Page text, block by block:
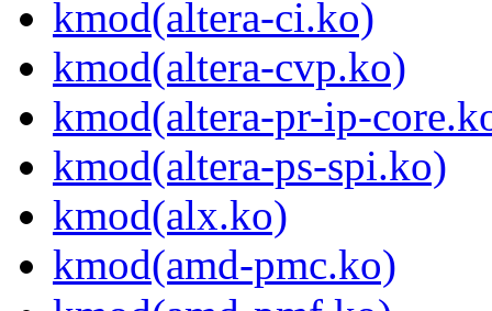
kmod(altera-ci.ko)
kmod(altera-cvp.ko)
kmod(altera-pr-ip-
kmod(altera-ps-spi.ko)
kmod(alx.ko)
kmod(amd-pmc.ko)